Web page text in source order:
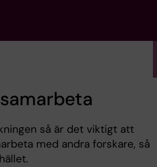
så är det viktigt att
med andra forskare, så